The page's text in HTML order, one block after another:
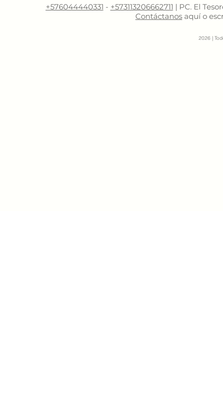
+576044440331 - +573113206662711 | PC. El
Contáctanos aquí o
2026 |